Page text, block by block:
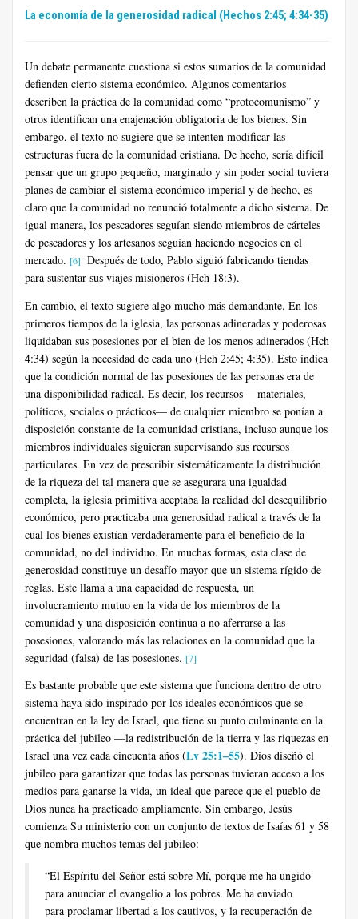
La economía de la generosidad radical (Hechos 2:45; 4:34-35)
Un debate permanente cuestiona si estos sumarios de la comunidad
defienden cierto sistema económico. Algunos comentarios
describen la práctica de la comunidad como “protocomunismo” y
otros identifican una enajenación obligatoria de los bienes. Sin
embargo, el texto no sugiere que se intenten modificar las
estructuras fuera de la comunidad cristiana. De hecho, sería difícil
pensar que un grupo pequeño, marginado y sin poder social tuviera
planes de cambiar el sistema económico imperial y de hecho, es
claro que la comunidad no renunció totalmente a dicho sistema. De
igual manera, los pescadores seguían siendo miembros de cárteles
de pescadores y los artesanos seguían haciendo negocios en el
mercado. [6] Después de todo, Pablo siguió fabricando tiendas
para sustentar sus viajes misioneros (Hch 18:3).
En cambio, el texto sugiere algo mucho más demandante. En los
primeros tiempos de la iglesia, las personas adineradas y poderosas
liquidaban sus posesiones por el bien de los menos adinerados (Hch
4:34) según la necesidad de cada uno (Hch 2:45; 4:35). Esto indica
que la condición normal de las posesiones de las personas era de
una disponibilidad radical. Es decir, los recursos —materiales,
políticos, sociales o prácticos— de cualquier miembro se ponían a
disposición constante de la comunidad cristiana, incluso aunque los
miembros individuales siguieran supervisando sus recursos
particulares. En vez de prescribir sistemáticamente la distribución
de la riqueza del tal manera que se asegurara una igualdad
completa, la iglesia primitiva aceptaba la realidad del desequilibrio
económico, pero practicaba una generosidad radical a través de la
cual los bienes existían verdaderamente para el beneficio de la
comunidad, no del individuo. En muchas formas, esta clase de
generosidad constituye un desafío mayor que un sistema rígido de
reglas. Este llama a una capacidad de respuesta, un
involucramiento mutuo en la vida de los miembros de la
comunidad y una disposición continua a no aferrarse a las
posesiones, valorando más las relaciones en la comunidad que la
seguridad (falsa) de las posesiones. [7]
Es bastante probable que este sistema que funciona dentro de otro
sistema haya sido inspirado por los ideales económicos que se
encuentran en la ley de Israel, que tiene su punto culminante en la
práctica del jubileo —la redistribución de la tierra y las riquezas en
Israel una vez cada cincuenta años (Lv 25:1–55). Dios diseñó el
jubileo para garantizar que todas las personas tuvieran acceso a los
medios para ganarse la vida, un ideal que parece que el pueblo de
Dios nunca ha practicado ampliamente. Sin embargo, Jesús
comienza Su ministerio con un conjunto de textos de Isaías 61 y 58
que nombra muchos temas del jubileo:
“El Espíritu del Señor está sobre Mí, porque me ha ungido
para anunciar el evangelio a los pobres. Me ha enviado
para proclamar libertad a los cautivos, y la recuperación de